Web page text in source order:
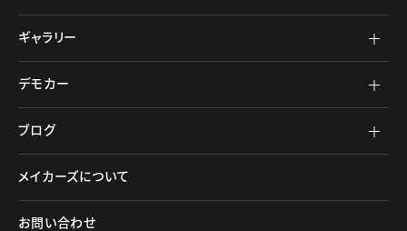
ギャラリー
デモカー
ブログ
メイカーズについて
お問い合わせ